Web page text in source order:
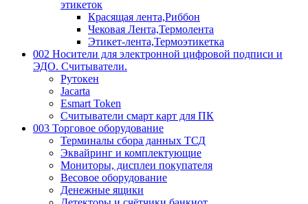
этикеток
Красящая лента,Риббон
Чековая Лента,Термолента
Этикет-лента,Термоэтикетка
002 Носители для электронной цифровой подписи и
ЭДО. Считыватели.
Рутокен
Jacarta
Esmart Token
Считыватели смарт карт для ПК
003 Торговое оборудование
Терминалы сбора данных ТСД
Эквайринг и комплектующие
Мониторы, дисплеи покупателя
Весовое оборудование
Денежные ящики